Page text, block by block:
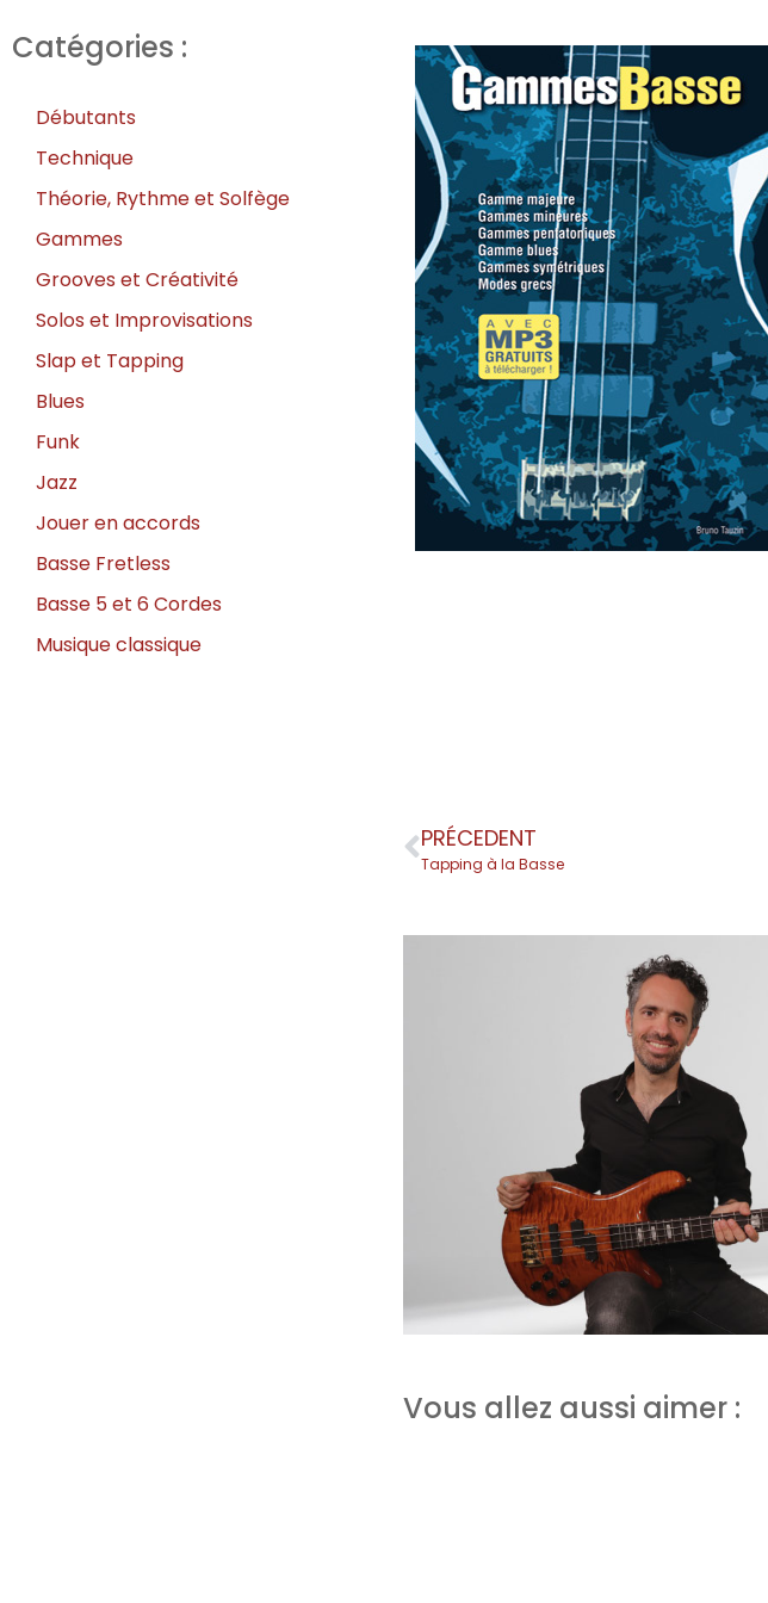
Catégories :
Débutants
Technique
Théorie, Rythme et Solfège
Gammes
Grooves et Créativité
Solos et Improvisations
Slap et Tapping
Blues
Funk
Jazz
Jouer en accords
Basse Fretless
Basse 5 et 6 Cordes
Musique classique
PRÉCEDENT
Tapping à la Basse
Vous allez aussi aimer :